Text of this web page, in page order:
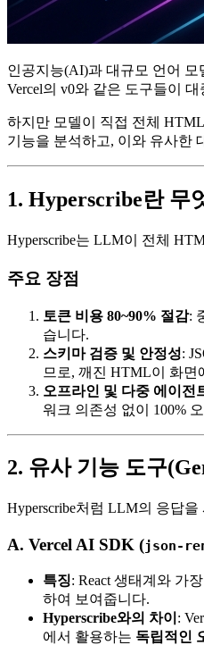
인공지능(AI)과 대규모 언어
Vercel의 v0와 같은 도구들이
하지만 모델이 직접 전체
기능을 분석하고, 이와 유사한
1. Hyperscribe란 무
Hyperscribe는 LLM이 전체
주요 장점
토큰 비용 80~90% 절감:
습니다.
스키마 검증 및 안정성:
므로, 깨진 HTML이 화면
오프라인 및 다중 에이전
워크 의존성 없이 100%
2. 유사 기능 도구
Hyperscribe처럼 LLM의 응답
A. Vercel AI SDK (json-
특징: React 생태계와 가
하여 보여줍니다.
Hyperscribe와의 차이 :
에서 활용하는 독립적인